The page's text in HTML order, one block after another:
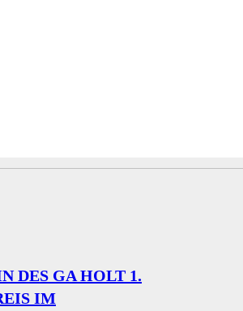
DES GA HOLT 1.
IM